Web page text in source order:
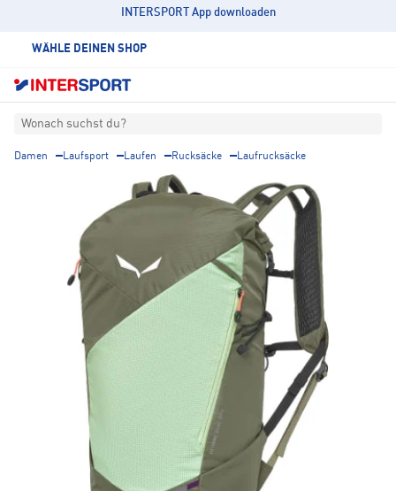
INTERSPORT App downloaden
WÄHLE DEINEN SHOP
Wonach suchst du?
Damen Laufsport Laufen Rucksäcke Laufrucksäcke